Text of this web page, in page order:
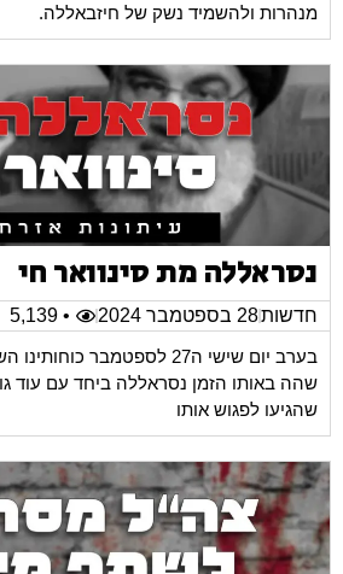
מנהרות ולהשמיד נשק של חיזבאללה.
נסראללה מת סינוואר חי
חדשות28 בספטמבר 2024
• 5,139
בערב יום שישי ה27 לספטמבר
שהה באותו הזמן נסראללה ביחד עם עוד
שהגיעו לפגוש אותו